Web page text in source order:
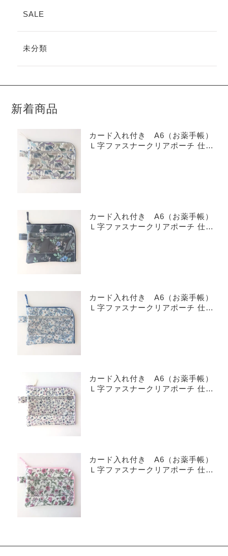
SALE
未分類
新着商品
カード入れ付き A6（お薬手帳）
Ｌ字ファスナークリアポーチ 仕切
カード入れ付き A6（お薬手帳）
Ｌ字ファスナークリアポーチ 仕切
カード入れ付き A6（お薬手帳）
Ｌ字ファスナークリアポーチ 仕切
カード入れ付き A6（お薬手帳）
Ｌ字ファスナークリアポーチ 仕切
カード入れ付き A6（お薬手帳）
Ｌ字ファスナークリアポーチ 仕切